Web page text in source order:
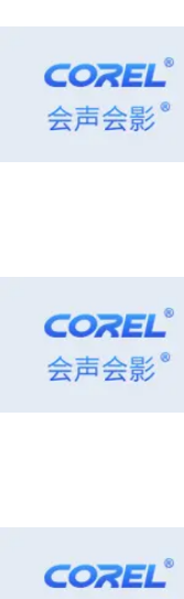
Step5：没有文字的视频
Step6：接下来就是要为
多少失去了色彩。所以这